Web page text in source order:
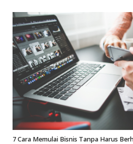
7 Cara Memulai Bisnis Tanpa Harus